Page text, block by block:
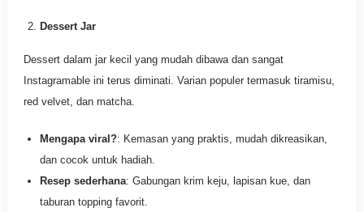
Dessert Jar
Dessert dalam jar kecil yang mudah dibawa dan sangat
Instagramable ini terus diminati. Varian populer termasuk tiramisu,
red velvet, dan matcha.
Mengapa viral?: Kemasan yang praktis, mudah dikreasikan,
dan cocok untuk hadiah.
Resep sederhana: Gabungan krim keju, lapisan kue, dan
taburan topping favorit.